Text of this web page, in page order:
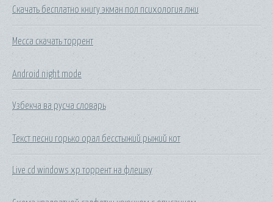
Скачать бесплатно книгу экман пол психология лжи
Месса скачать торрент
Android night mode
Узбекча ва русча словарь
Текст песни горько орал бесстыжий рыжий кот
Live cd windows xp торрент на флешку